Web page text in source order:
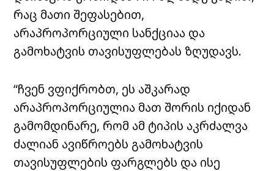
რაც მათი შეფასებით,
არაპროპორციული სანქციაა და
გამოხატვის თავისუფლებას ზღუდავს.
“ჩვენ ვფიქრობთ, ეს აშკარად
არაპროპორციულია მათ შორის იქიდან
გამომდინარე, რომ ამ ტიპის აკრძალვა
ძალიან ავიწროებს გამოხატვის
თავისუფლების ფარგლებს და ისე